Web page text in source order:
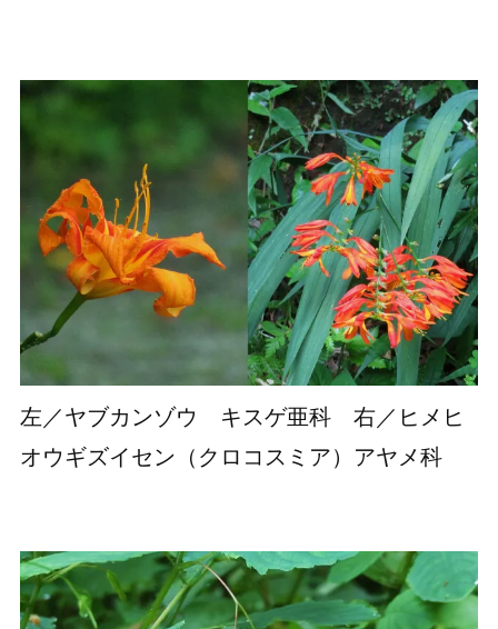
左／ヤブカンゾウ キスゲ亜科 右／ヒメヒ
オウギズイセン（クロコスミア）アヤメ科